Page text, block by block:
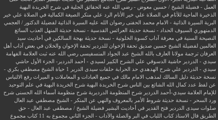
العمل - فضيلة الشيخ / حسين معوض - رضي الله عنه
الحقائق الجلية في شرح الخريدة البهية
الذخيرة الماحية للآثام في الصلاة علي خير الأنام
الرد علي منكر الصيغة الكمالية في الصلاة علي خير
البرية
السيرة الذاتية - الامام محمد الحفنى رضوان الله عليه
السيرة الذاتية لفضيلة الدكتور / العجمي
الدمنهوري
السيوف الحداد - نسخة حديثة العرائس القدسية - نسخة حديثة
المنهل العذب السائغ
النصيحة السنية في معرفة آداب كسوة الخلوتية - نسخة حديثة بهجة السالكين في أحاديث سيد
العالمين لفضيلة الشيخ حسين صديق
تحفة الإخوان للدردير تحفة الإخوان والخلان في بعض آداب أهل
العرفان ترجمة مولانا العارف بالله الشيخ عبد الجواد المنسفيسى رضي الله عنه ثبت العلامة الفهامة
سيدي - الدردير
حاشية الدسوقي علي الشرح الكبير لسيدي - أحمد الدردير- الجزء الأول حاشي
سيدي - الدردير علي شرح الهدهدي حد الحرابة حلقات سيدى الدرير 1
حياة الشيخ مصطفي بكري -
نسخة حديثة دليل السالك لمذهب الامام مالك في جميع العبادات و المعاملات و الميراث رفع الالتباس
عن لفظ عدد كمال الله الشائع بين الناس شرح الخريدة البهية شرح الخريدة البهية في علم التوحيد
للإمام العلامة سيدي-أحمد الدردير شرح المنظومة الدرديرية شرح منظومة أسماء الله الحسنى شرح
ورد السحر - نسخة حديثة شروط الأمر بالمعروف والنهي عن المنكر - الشيخ مصطفي عبد العال
صلوات سيدى الدردير فتح القدير في أحاديث البشير فضيلة الشيخ / مصطفى عبد العال - حق
الطريق
قال الاستاذ كتاب اللباب في البر والصلة والآداب - الجزء الثاني مجموع به 11 كتاب
مجموع